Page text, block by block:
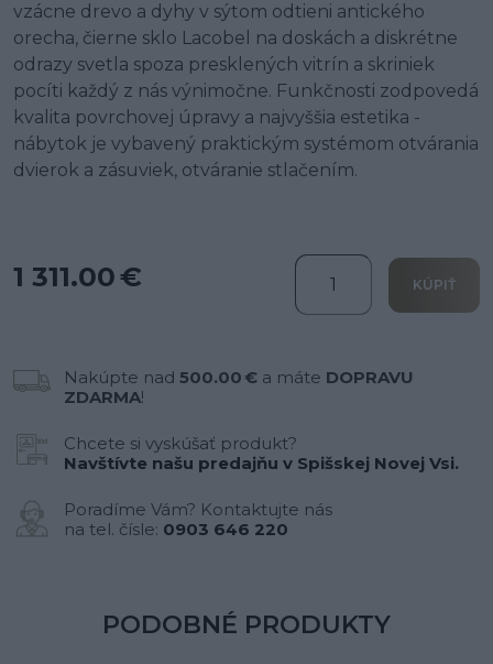
vzácne drevo a dyhy v sýtom odtieni antického
orecha, čierne sklo Lacobel na doskách a diskrétne
odrazy svetla spoza presklených vitrín a skriniek
pocíti každý z nás výnimočne. Funkčnosti zodpovedá
kvalita povrchovej úpravy a najvyššia estetika -
nábytok je vybavený praktickým systémom otvárania
dvierok a zásuviek, otváranie stlačením.
1 311.00 € KÚPIŤ
Nakúpte nad 500.00 € a máte DOPRAVU
ZDARMA!
Chcete si vyskúšať produkt?
Navštívte našu predajňu v Spišskej Novej Vsi.
Poradíme Vám? Kontaktujte nás
na tel. čísle: 0903 646 220
PODOBNÉ PRODUKTY